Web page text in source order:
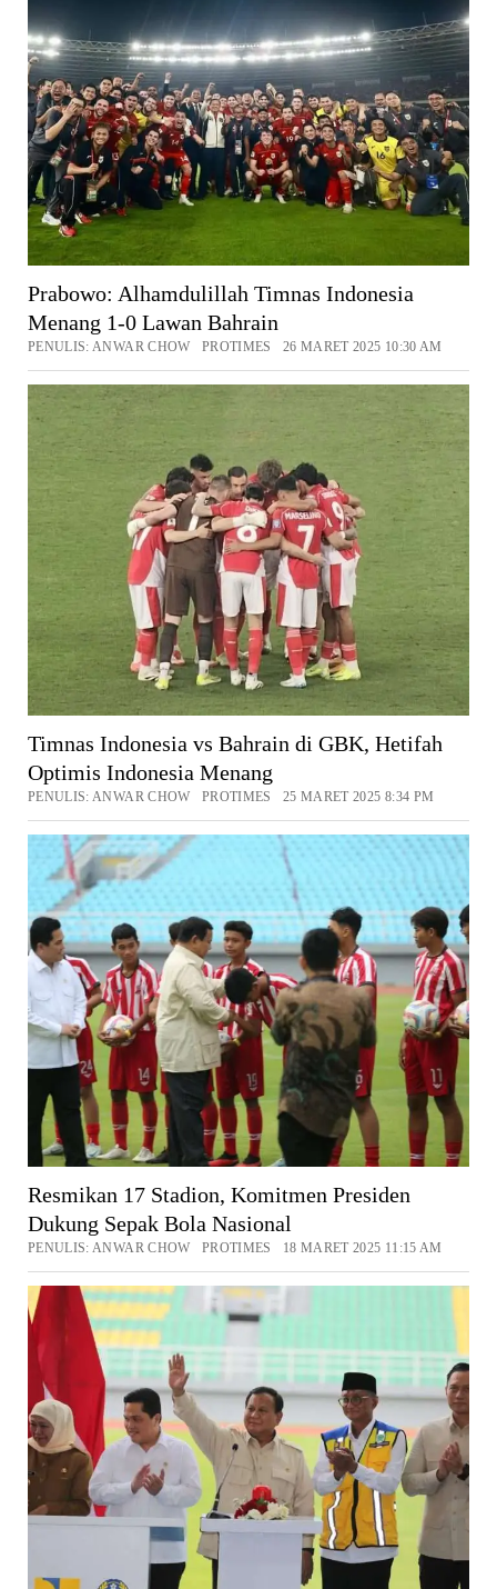
Prabowo: Alhamdulillah Timnas Indonesia
Menang 1-0 Lawan Bahrain
PENULIS: ANWAR CHOW PROTIMES 26 MARET 2025 10:30 AM
Timnas Indonesia vs Bahrain di GBK, Hetifah
Optimis Indonesia Menang
PENULIS: ANWAR CHOW PROTIMES 25 MARET 2025 8:34 PM
Resmikan 17 Stadion, Komitmen Presiden
Dukung Sepak Bola Nasional
PENULIS: ANWAR CHOW PROTIMES 18 MARET 2025 11:15 AM